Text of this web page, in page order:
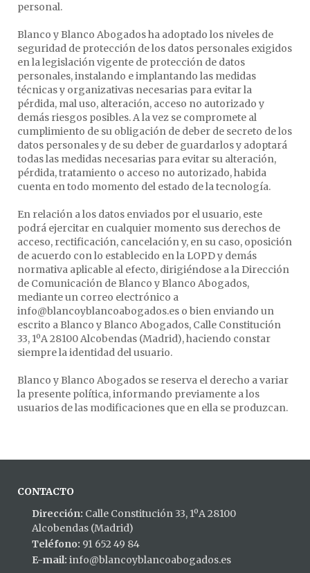
personal.
Blanco y Blanco Abogados ha adoptado los niveles de
seguridad de protección de los datos personales exigidos
en la legislación vigente de protección de datos
personales, instalando e implantando las medidas
técnicas y organizativas necesarias para evitar la
pérdida, mal uso, alteración, acceso no autorizado y
demás riesgos posibles. A la vez se compromete al
cumplimiento de su obligación de deber de secreto de los
datos personales y de su deber de guardarlos y adoptará
todas las medidas necesarias para evitar su alteración,
pérdida, tratamiento o acceso no autorizado, habida
cuenta en todo momento del estado de la tecnología.
En relación a los datos enviados por el usuario, este
podrá ejercitar en cualquier momento sus derechos de
acceso, rectificación, cancelación y, en su caso, oposición
de acuerdo con lo establecido en la LOPD y demás
normativa aplicable al efecto, dirigiéndose a la Dirección
de Comunicación de Blanco y Blanco Abogados,
mediante un correo electrónico a
info@blancoyblancoabogados.es o bien enviando un
escrito a Blanco y Blanco Abogados, Calle Constitución
33, 1ºA 28100 Alcobendas (Madrid), haciendo constar
siempre la identidad del usuario.
Blanco y Blanco Abogados se reserva el derecho a variar
la presente política, informando previamente a los
usuarios de las modificaciones que en ella se produzcan.
CONTACTO
Dirección: Calle Constitución 33, 1ºA 28100
Alcobendas (Madrid)
Teléfono: 91 652 49 84
E-mail: info@blancoyblancoabogados.es